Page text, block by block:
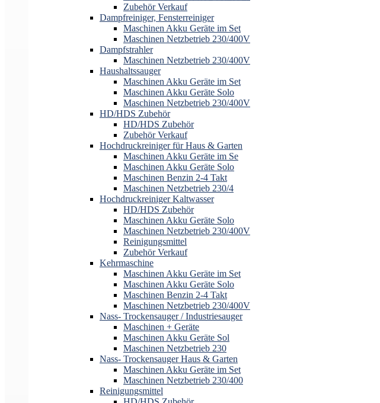
Zubehör Verkauf
Dampfreiniger, Fensterreiniger
Maschinen Akku Geräte im Set
Maschinen Netzbetrieb 230/400V
Dampfstrahler
Maschinen Netzbetrieb 230/400V
Haushaltssauger
Maschinen Akku Geräte im Set
Maschinen Akku Geräte Solo
Maschinen Netzbetrieb 230/400V
HD/HDS Zubehör
HD/HDS Zubehör
Zubehör Verkauf
Hochdruckreiniger für Haus & Garten
Maschinen Akku Geräte im Se
Maschinen Akku Geräte Solo
Maschinen Benzin 2-4 Takt
Maschinen Netzbetrieb 230/4
Hochdruckreiniger Kaltwasser
HD/HDS Zubehör
Maschinen Akku Geräte Solo
Maschinen Netzbetrieb 230/400V
Reinigungsmittel
Zubehör Verkauf
Kehrmaschine
Maschinen Akku Geräte im Set
Maschinen Akku Geräte Solo
Maschinen Benzin 2-4 Takt
Maschinen Netzbetrieb 230/400V
Nass- Trockensauger / Industriesauger
Maschinen + Geräte
Maschinen Akku Geräte Sol
Maschinen Netzbetrieb 230
Nass- Trockensauger Haus & Garten
Maschinen Akku Geräte im Set
Maschinen Netzbetrieb 230/400
Reinigungsmittel